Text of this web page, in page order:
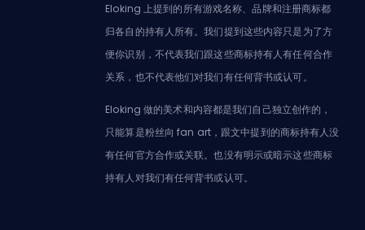
Eloking 上提到的所有游戏名称、品牌和注册商标都
归各自的持有人所有。我们提到这些内容只是为了方
便你识别，不代表我们跟这些商标持有人有任何合作
关系，也不代表他们对我们有任何背书或认可。
Eloking 做的美术和内容都是我们自己独立创作的，
只能算是粉丝向 fan art，跟文中提到的商标持有人没
有任何官方合作或关联。也没有明示或暗示这些商标
持有人对我们有任何背书或认可。